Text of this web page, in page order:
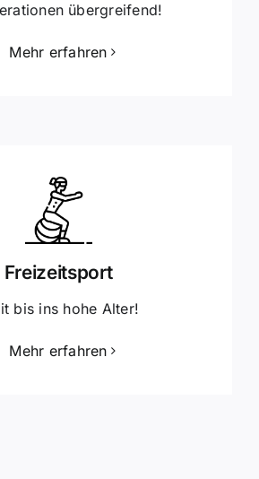
übergreifend!
Mehr erfahren
Freizeitsport
bis ins hohe Alter!
Mehr erfahren